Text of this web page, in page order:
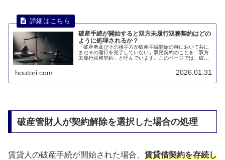
破産手続が開始すると双方未履行双務契約はどの
ように処理されるか？
「破産者及びその相手方が破産手続開始の時において共に
まだその履行を完了していない」双務契約のことを「双方
未履行双務契約」と呼んでいます。このページでは、破産
houtori.com 2026.01.31
破産管財人が契約解除を選択した場合の処理
賃貸人の破産手続が開始された場合、 賃貸借契約を存続し